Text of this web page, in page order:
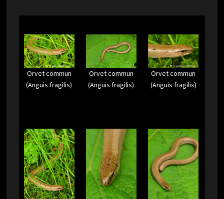
Orvet commun
(Anguis fragilis)
Orvet commun
(Anguis fragilis)
Orvet commun
(Anguis fragilis)